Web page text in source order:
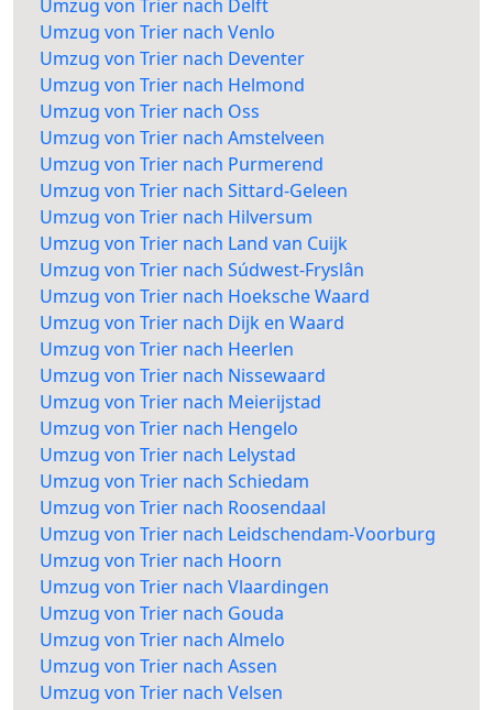
Umzug von Trier nach Delft
Umzug von Trier nach Venlo
Umzug von Trier nach Deventer
Umzug von Trier nach Helmond
Umzug von Trier nach Oss
Umzug von Trier nach Amstelveen
Umzug von Trier nach Purmerend
Umzug von Trier nach Sittard-Geleen
Umzug von Trier nach Hilversum
Umzug von Trier nach Land van Cuijk
Umzug von Trier nach Súdwest-Fryslân
Umzug von Trier nach Hoeksche Waard
Umzug von Trier nach Dijk en Waard
Umzug von Trier nach Heerlen
Umzug von Trier nach Nissewaard
Umzug von Trier nach Meierijstad
Umzug von Trier nach Hengelo
Umzug von Trier nach Lelystad
Umzug von Trier nach Schiedam
Umzug von Trier nach Roosendaal
Umzug von Trier nach Leidschendam-Voorburg
Umzug von Trier nach Hoorn
Umzug von Trier nach Vlaardingen
Umzug von Trier nach Gouda
Umzug von Trier nach Almelo
Umzug von Trier nach Assen
Umzug von Trier nach Velsen